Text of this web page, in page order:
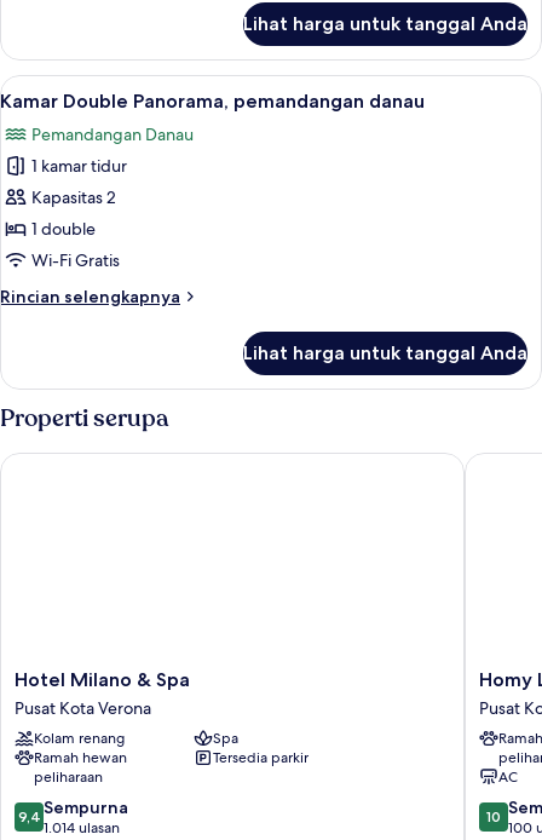
Kamar
Double
Comfort,
pemandangan
danau
terbatas
Lihat harga untuk tanggal Anda
Lihat
semua
foto
untuk
Kamar
Double
Panorama,
danau
Kamar Double Panorama,
28
Kamar Double Panorama, pemandangan danau
Pemandangan Danau
1 kamar tidur
Kapasitas 2
1 double
Wi-Fi Gratis
Rincian selengkapnya
Rincian
Kamar
Double
Panorama,
pemandangan
danau
Lihat harga untuk tanggal Anda
Properti serupa
Hotel
Milano
&
Spa
Pusat
Kota
Verona
Hotel Milano & Spa
Pusat Kota Verona
Kolam renang
Spa
Ramah hewan
peliharaan
Tersedia parkir
9.4
dari
9,4 Sempurna
1.014 ulasan
Hotel Milano & Spa
Homy
Livia
Verona
Pusat
Kota
Verona
Homy
Pusat
AC
10.0
dari
10
100
Homy